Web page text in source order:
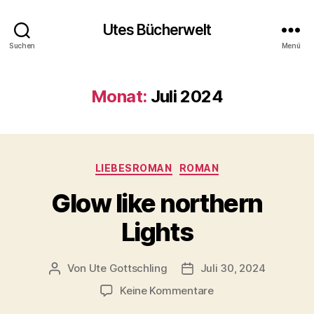
Suchen
Utes Bücherwelt
Menü
Monat: Juli 2024
Kategorien
LIEBESROMAN ROMAN
Glow like northern
Lights
Beitragsautor
Von Ute Gottschling Veröffentlichungsdatum
Juli 30, 2024
Keine Kommentarezu